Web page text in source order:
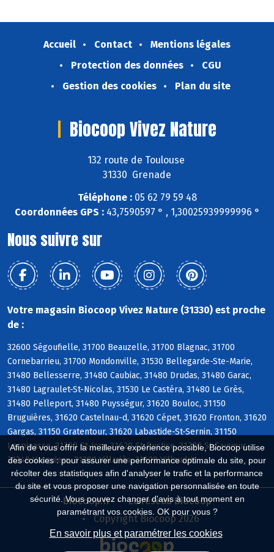
Afin de vous offrir la meilleure expérience possible, Biocoop utilise
des cookies : pour assurer une performance optimale du site, pour
récolter des statistiques afin d'analyser le trafic et la performance
du site et vous proposer une navigation personnalisée en toute
sécurité. Vous pouvez changer d'avis à tout moment en
paramétrant vos cookies. OK pour vous ?
En savoir plus et paramétrer les cookies
Accueil Contact
Mentions légales
Protection des données
CGU
Gestion des cookies
Plan du site
Biocoop Vivez Nature
132 route de Toulouse
31330 Grenade
Téléphone :05 62 79 59 48
Coordonnées GPS :43,7590597 ° , 1,30025939999996 °
Nous suivre sur
Votre magasin Biocoop Vivez Nature (31330) est proche
de :
32600 Ségoufielle, 31700 Beauzelle, 31700 Blagnac, 31700
Cornebarrieu, 31700 Mondonville, 31530 Bellegarde-Ste-Marie,
31480 Bellesserre, 31480 Caubiac, 31480 Drudas, 31480 Garac,
31480 Lagraulet-St-Nicolas, 31530 Le Castéra, 31480 Le Grès,
31480 Pelleport, 31480 Puysségur, 31620 Bouloc, 31150
Bruguières, 31620 Castelnau-d, 31620 Cépet, 31620 Fronton, 31620
Gargas, 31150 Gratentour, 31620 Labastide-St-Sernin, 31150
Lespinasse, 31790 St-Jory, 31620 St-Rustice, 31790 St-Sauveur,
31340 Vacquiers, 31380 Villariès, 31620 Villaudric
Biocoop.fr
Le réseau Biocoop
Copyright Biocoop 2026